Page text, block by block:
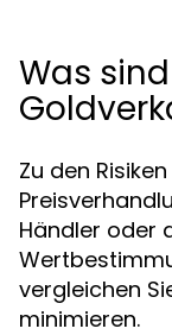
Was
Zu den
Händler oder
vergleichen
minimieren.